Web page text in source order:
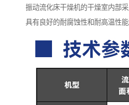
振动流化床干燥机的干燥室内部采
具有良好的耐腐蚀性和耐高温性能